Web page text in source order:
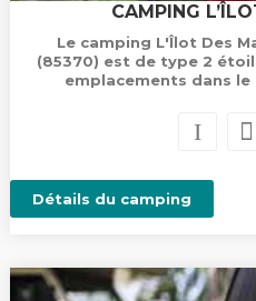
CAMPING
Le camping L'Îlot Des
(85370) est de type 2
emplacements dans
Détails du camping